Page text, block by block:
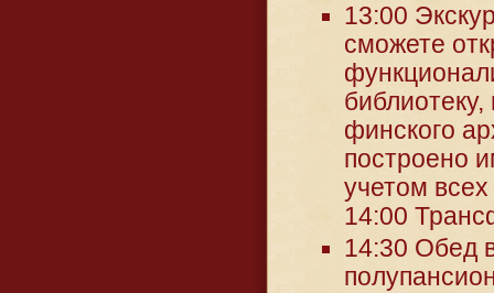
13:00
сможете
финского
построено
учетом
14:00
14:30 Обед